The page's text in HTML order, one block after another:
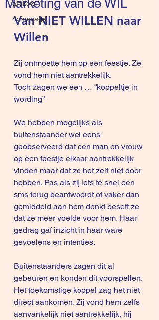
artikels
homepage
Marketing van de WIL
Van NIET WILLEN naar
Willen
Zij ontmoette hem op een feestje. Ze
vond hem niet aantrekkelijk.
Toch zagen we een … “koppeltje in
wording”
We hebben mogelijks als
buitenstaander wel eens
geobserveerd dat een man en vrouw
op een feestje elkaar aantrekkelijk
vinden maar dat ze het zelf niet door
hebben. Pas als zij iets te snel een
sms terug beantwoordt of vaker dan
gemiddeld aan hem denkt beseft ze
dat ze meer voelde voor hem. Haar
gedrag gaf inzicht in haar ware
gevoelens en intenties.
Buitenstaanders zagen dit al
gebeuren en konden dit voorspellen.
Het toekomstige koppel zag het niet
direct aankomen. Zij vond hem zelfs
aanvankelijk niet aantrekkelijk, hij